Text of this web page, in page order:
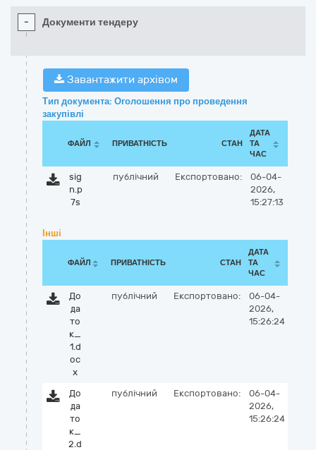
- Документи тендеру
Завантажити архівом
Тип документа: Оголошення про проведення
закупівлі
ФАЙЛ ПРИВАТНІСТЬ СТАН
ДАТА
ТА
ЧАС
sig
n.p
7s
публічний Експортовано:
06-04-
2026,
15:27:13
Інші
ФАЙЛ ПРИВАТНІСТЬ СТАН
ДАТА
ТА
ЧАС
До
да
то
к_
1.d
oc
x
публічний Експортовано:
06-04-
2026,
15:26:24
До
да
то
к_
2.d
публічний Експортовано:
06-04-
2026,
15:26:24